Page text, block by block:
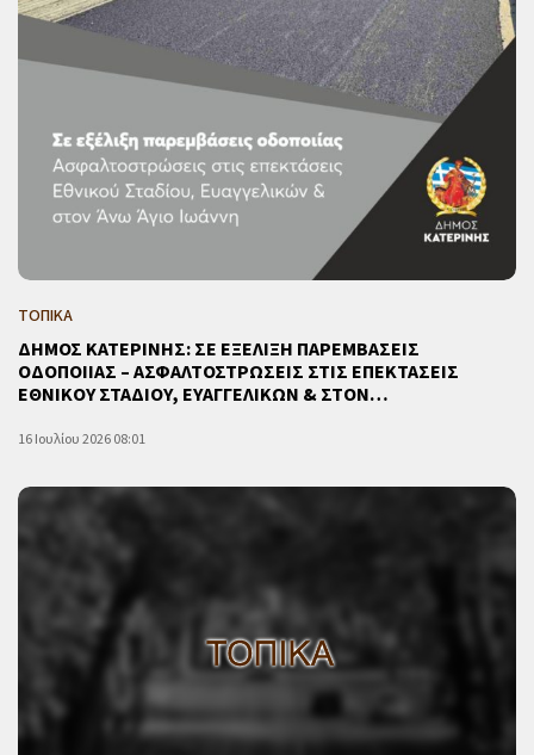
ΤΟΠΙΚΑ
ΔΗΜΟΣ ΚΑΤΕΡΙΝΗΣ: ΣΕ ΕΞΕΛΙΞΗ ΠΑΡΕΜΒΑΣΕΙΣ
ΟΔΟΠΟΙΙΑΣ – ΑΣΦΑΛΤΟΣΤΡΩΣΕΙΣ ΣΤΙΣ ΕΠΕΚΤΑΣΕΙΣ
ΕΘΝΙΚΟΥ ΣΤΑΔΙΟΥ, ΕΥΑΓΓΕΛΙΚΩΝ & ΣΤΟΝ…
16 Ιουλίου 2026 08:01